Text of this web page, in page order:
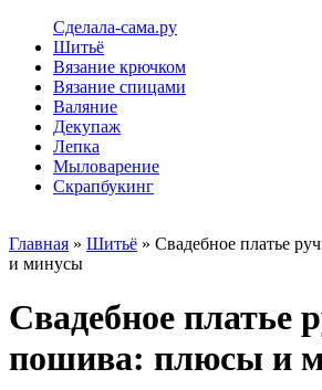
Сделала-сама.ру
Шитьё
Вязание крючком
Вязание спицами
Валяние
Декупаж
Лепка
Мыловарение
Скрапбукинг
Главная » Шитьё » Свадебное платье
и минусы
Свадебное платье
пошива: плюсы и